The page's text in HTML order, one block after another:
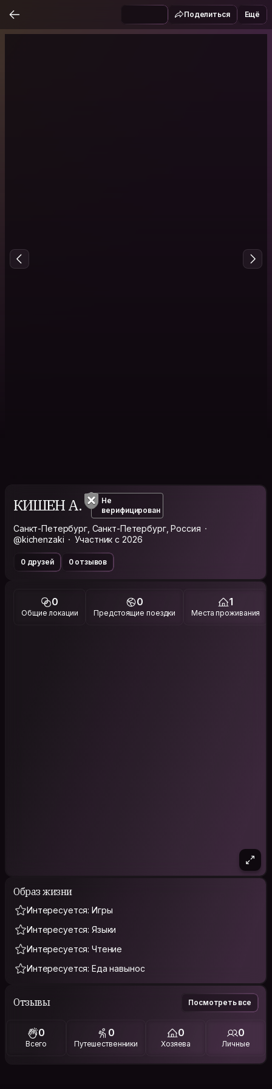
Поделиться Ещё
КИШЕН А.
Не
верифицирован
Санкт-Петербург, Санкт-Петербург, Россия
@kichenzaki
Участник с 2026
0 друзей 0 отзывов
0
Общие локации
0
Предстоящие поездки
1
Места проживания
Образ жизни
Интересуется: Игры
Интересуется: Языки
Интересуется: Чтение
Интересуется: Еда навынос
Отзывы Посмотреть все
0
Всего
0
Путешественники
0
Хозяева
0
Личные